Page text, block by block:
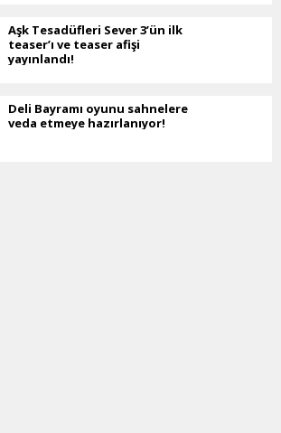
Aşk Tesadüfleri Sever 3’ün ilk
teaser’ı ve teaser afişi
yayınlandı!
Deli Bayramı oyunu sahnelere
veda etmeye hazırlanıyor!